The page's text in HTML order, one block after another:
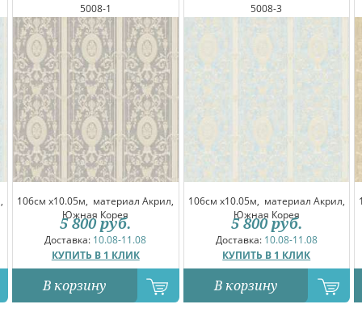
5008-1
106см x10.05м, материал Акрил,
Южная Корея
Доставка: 10.08-11.08
КУПИТЬ В 1 КЛИК
5 800 руб.
В корзину
5008-3
106см x10.05м, материал Акрил,
Южная Корея
Доставка: 10.08-11.08
КУПИТЬ В 1 КЛИК
5 800 руб.
В корзину